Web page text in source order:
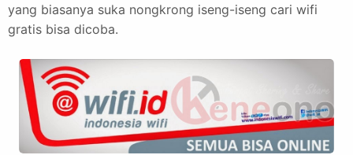
yang biasanya suka nongkrong iseng-iseng cari wifi
gratis bisa dicoba.